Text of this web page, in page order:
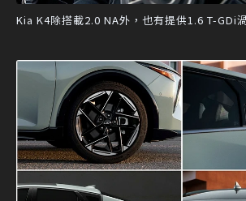
Kia K4除搭載2.0 NA外，也有提供1.6 T-GDi